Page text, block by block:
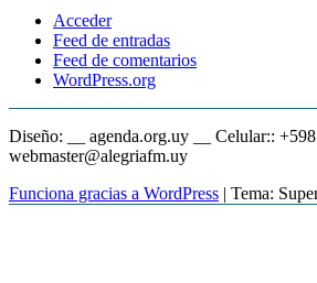
Acceder
Feed de entradas
Feed de comentarios
WordPress.org
Diseño: __ agenda.org.uy __ Celular::
webmaster@alegriafm.uy
Funciona gracias a WordPress | Tema: